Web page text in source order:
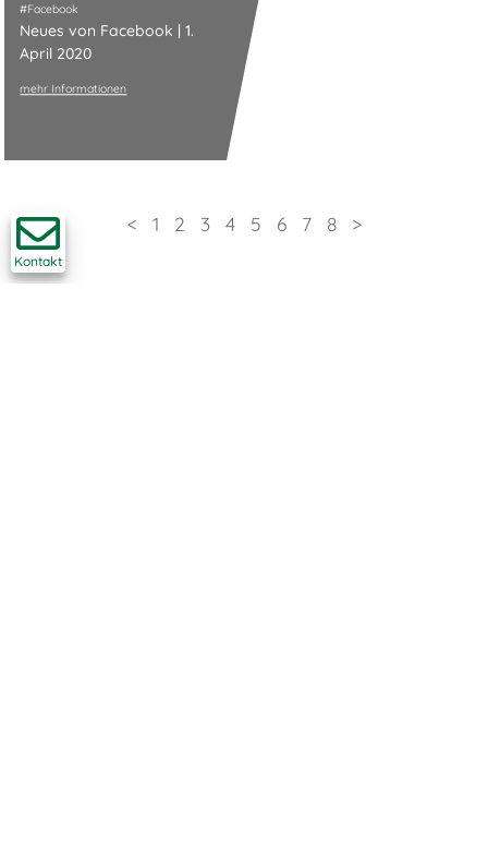
Facebook
Neues von Facebook | 1.
April 2020
mehr Informationen
< 1 2 3 4 5 6 7 8 >
Kontakt